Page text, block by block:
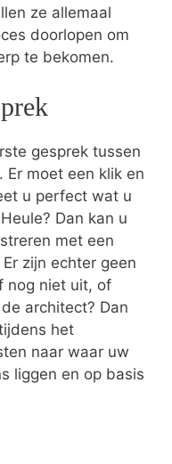
ze allemaal
doorlopen om
te bekomen.
gesprek tussen
moet een klik en
u perfect wat u
Dan kan u
met een
zijn echter geen
nog niet uit, of
architect? Dan
het
naar waar uw
liggen en op basis